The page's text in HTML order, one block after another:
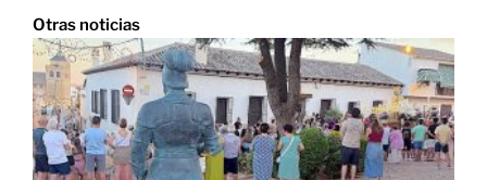
Otras noticias